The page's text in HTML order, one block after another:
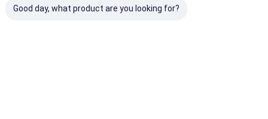
Good day, what product are you looking for?